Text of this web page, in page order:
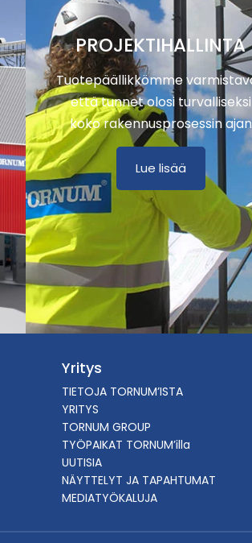
PROJEKTIHALLINTA
Tuotepäällikkömme
että tunnet olosi turvalliseksi
koko rakennusprosessin ajan
Lue lisää
Yritys
TIETOJA TORNUM’ISTA
YRITYS
TORNUM GROUP
TYÖPAIKAT TORNUM’illa
UUTISIA
NÄYTTELYT JA TAPAHTUMAT
MEDIATYÖKALUJA